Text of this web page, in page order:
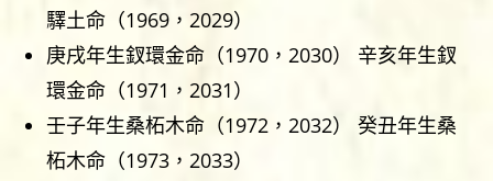
驛土命（1969，2029）
庚戌年生釵環金命（1970，2030） 辛亥年生釵
環金命（1971，2031）
壬子年生桑柘木命（1972，2032） 癸丑年生桑
柘木命（1973，2033）